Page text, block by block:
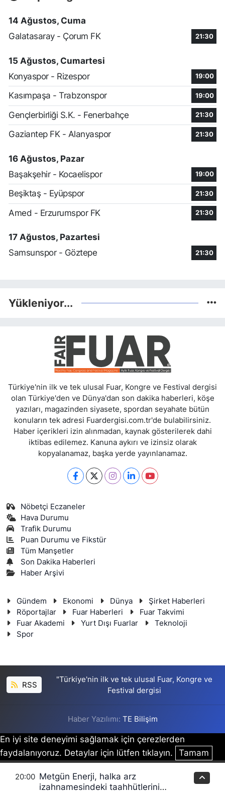
14 Ağustos, Cuma
Galatasaray - Çorum FK
21:30
15 Ağustos, Cumartesi
Konyaspor - Rizespor
19:00
Kasımpaşa - Trabzonspor 19:00
Gençlerbirliği S.K. - Fenerbahçe 21:30
Gaziantep FK - Alanyaspor 21:30
16 Ağustos, Pazar
Başakşehir - Kocaelispor
19:00
Beşiktaş - Eyüpspor 21:30
Amed - Erzurumspor FK 21:30
17 Ağustos, Pazartesi
Samsunspor - Göztepe
21:30
Yükleniyor...
Türkiye'nin ilk ve tek ulusal Fuar, Kongre ve Festival dergisi
olan Türkiye'den ve Dünya'dan son dakika haberleri, köşe
yazıları, magazinden siyasete, spordan seyahate bütün
konuların tek adresi Fuardergisi.com.tr'de bulabilirsiniz.
Haber içerikleri izin alınmadan, kaynak gösterilerek dahi
iktibas edilemez. Kanuna aykırı ve izinsiz olarak
kopyalanamaz, başka yerde yayınlanamaz.
Nöbetçi Eczaneler
Hava Durumu
Trafik Durumu
Puan Durumu ve Fikstür
Tüm Manşetler
Son Dakika Haberleri
Haber Arşivi
Gündem Ekonomi Dünya
Şirket Haberleri
Röportajlar
Fuar Haberleri
Fuar Takvimi
Fuar Akademi
Yurt Dışı Fuarlar
Teknoloji
Spor
RSS
"Türkiye'nin ilk ve tek ulusal Fuar, Kongre ve
Festival dergisi
Haber Yazılımı: TE Bilişim
En iyi site deneyimi sağlamak için çerezlerden
faydalanıyoruz. Detaylar için lütfen tıklayın.
Tamam
20:00 Metgün Enerji, halka arz
izahnamesindeki taahhütlerini